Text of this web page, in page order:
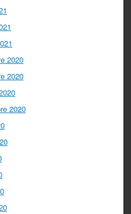
2020
2020
2020